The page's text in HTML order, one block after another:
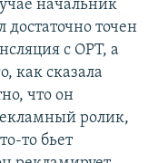
начальник
точен
с ОРТ, а
как сказала
что он
ролик,
то бьет